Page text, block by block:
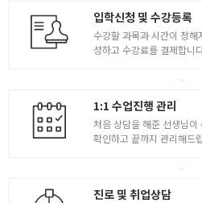
입학신청 및 수강등록
수강할 과목과 시간이 정
성하고 수강료를 결제합니
1:1 수업진행 관리
처음 상담을 해준 선생님
확인하고 끝까지 관리해드
진로 및 취업상담